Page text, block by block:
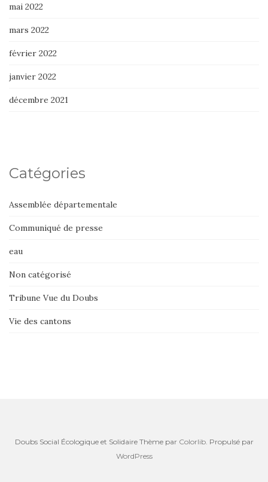
mai 2022
mars 2022
février 2022
janvier 2022
décembre 2021
Catégories
Assemblée départementale
Communiqué de presse
eau
Non catégorisé
Tribune Vue du Doubs
Vie des cantons
Doubs Social Écologique et Solidaire Thème par Colorlib. Propulsé par
WordPress